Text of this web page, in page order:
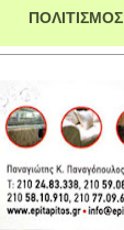
ΠΟΛΙΤΙΣΜΟΣ